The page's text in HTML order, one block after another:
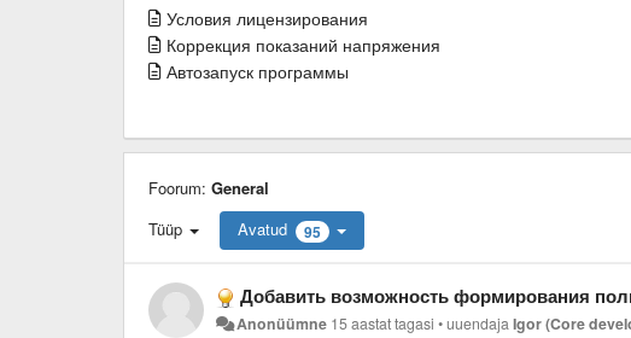
Условия лицензирования
Коррекция показаний напряжения
Автозапуск программы
Foorum: General
Tüüp
Avatud 95
Добавить возможность формирования пользовательского
Anonüümne 15 aastat tagasi •uuendajaIgor (Core